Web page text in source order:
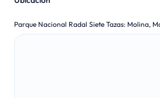
Parque Nacional Radal Siete Tazas: Molina,